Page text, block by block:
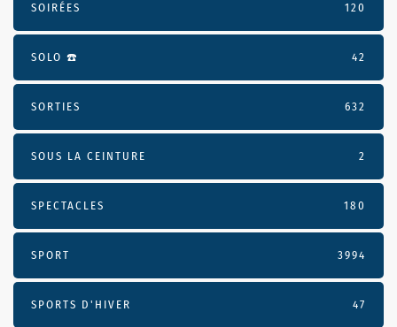
SOIRÉES 120
SOLO ☎️ 42
SORTIES 632
SOUS LA CEINTURE 2
SPECTACLES 180
SPORT 3994
SPORTS D'HIVER 47